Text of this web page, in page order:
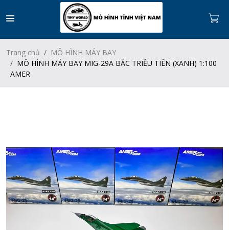
Trang chủ
MÔ HÌNH MÁY BAY
MÔ HÌNH MÁY BAY MIG-29A BẮC TRIỀU TIÊN (XANH) 1:100
AMER